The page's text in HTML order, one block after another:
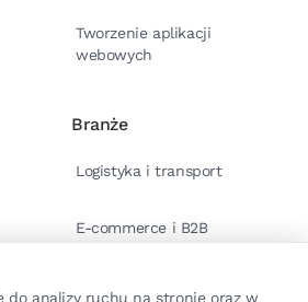
Tworzenie aplikacji
webowych
Branże
Logistyka i transport
E-commerce i B2B
do analizy ruchu na stronie oraz w